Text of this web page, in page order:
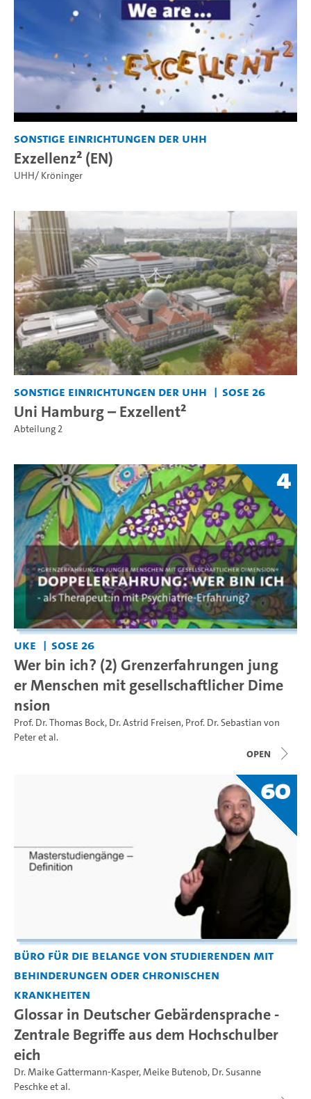
Sonstige Einrichtungen der UHH
Exzellenz² (EN)
UHH/ Kröninger
Sonstige Einrichtungen der UHH SoSe 26
Uni Hamburg – Exzellent²
Abteilung 2
4
UKE SoSe 26
Wer bin ich? (2) Grenzerfahrungen jung
er Menschen mit gesellschaftlicher Dime
nsion
Prof. Dr. Thomas Bock, Dr. Astrid Freisen, Prof. Dr. Sebastian von
Peteret al.
open
60
Büro für die Belange von Studierenden mit
Behinderungen oder chronischen
Krankheiten
Glossar in Deutscher Gebärdensprache -
Zentrale Begriffe aus dem Hochschulber
eich
Dr. Maike Gattermann-Kasper,Meike Butenob, Dr. Susanne
Peschkeet al.